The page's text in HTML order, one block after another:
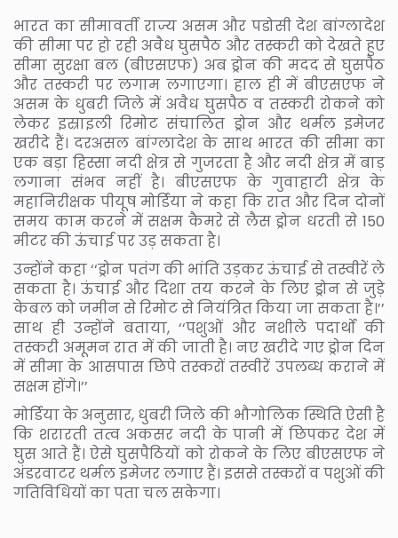
भारत का सीमावर्ती राज्य असम और पडोसी देश बांग्लादेश
की सीमा पर हो रही अवैध घुसपैठ और तस्करी को देखते हुए
सीमा सुरक्षा बल (बीएसएफ) अब ड्रोन की मदद से घुसपैठ
और तस्करी पर लगाम लगाएगा। हाल ही में बीएसएफ ने
असम के धुबरी जिले में अवैध घुसपैठ व तस्करी रोकने को
लेकर इस्राइली रिमोट संचालित ड्रोन और थर्मल इमेजर
खरीदे हैं। दरअसल बांग्लादेश के साथ भारत की सीमा का
एक बड़ा हिस्सा नदी क्षेत्र से गुजरता है और नदी क्षेत्र में बाड़
लगाना संभव नहीं है। बीएसएफ के गुवाहाटी क्षेत्र के
महानिरीक्षक पीयूष मोर्डिया ने कहा कि रात और दिन दोनों
समय काम करने में सक्षम कैमरे से लैस ड्रोन धरती से 150
मीटर की ऊंचाई पर उड़ सकता है।
उन्होंने कहा ‘‘ड्रोन पतंग की भांति उड़कर ऊंचाई से तस्वीरें ले
सकता है। ऊंचाई और दिशा तय करने के लिए ड्रोन से जुड़े
केबल को जमीन से रिमोट से नियंत्रित किया जा सकता है।’’
साथ ही उन्होंने बताया, ‘‘पशुओं और नशीले पदार्थों की
तस्करी अमूमन रात में की जाती है। नए खरीदे गए ड्रोन दिन
में सीमा के आसपास छिपे तस्करों तस्वीरें उपलब्ध कराने में
सक्षम होंगे।’’
मोर्डिया के अनुसार, धुबरी जिले की भौगोलिक स्थिति ऐसी है
कि शरारती तत्व अकसर नदी के पानी में छिपकर देश में
घुस आते हैं। ऐसे घुसपैठियों को रोकने के लिए बीएसएफ ने
अंडरवाटर थर्मल इमेजर लगाए हैं। इससे तस्करों व पशुओं की
गतिविधियों का पता चल सकेगा।